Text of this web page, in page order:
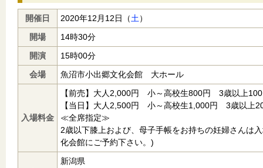
開催日 2020年12月12日（土）
開場
14時30分
開演
15時00分
会場
魚沼市小出郷文化会館 大ホール
入場料金
【前売】大人2,000円 小～高校生800円 3歳以上
【当日】大人2,500円 小～高校生1,000円 3歳以上
≪全席指定≫
2歳以下膝上および、母子手帳をお持ちの妊婦さんは
化会館にご予約下さい。)
新潟県